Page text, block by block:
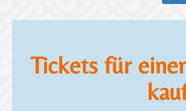
Tickets für